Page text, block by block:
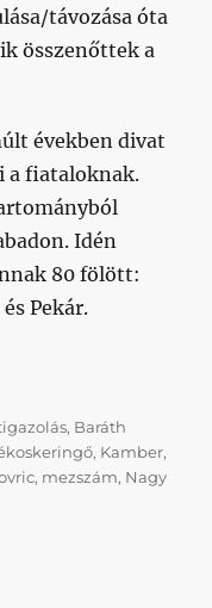
távozása óta
összenőttek a
években divat
a fiataloknak.
Idén
80 fölött:
Pekár.
egy kurflival a
, Baráth
, Kamber,
, mezszám, Nagy